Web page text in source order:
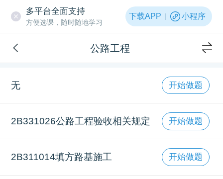
多平台全面支持
方便选课，随时随地学习
下载APP 小程序
公路工程
无 开始做题
2B331026公路工程验收相关规定 开始做题
2B311014填方路基施工 开始做题